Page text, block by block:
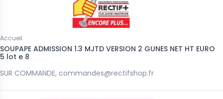
Accueil
SOUPAPE ADMISSION 1.3 MJTD VERSION 2 GUNES NET HT EURO
5 lot e 8
SUR COMMANDE, commandes@rectifshop.fr